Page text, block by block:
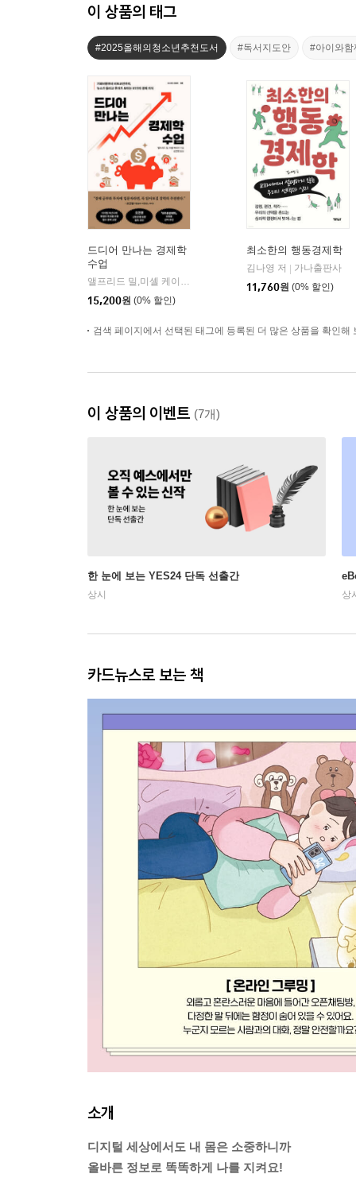
이 상품의 태그
#2025올해의청소년추천도서 #독서지도안 #아이와함
드디어 만나는 경제학
수업
| 현대지성
15,200원 (0% 할인)
최소한의 행동경제학
김나영 저 | 가나출판사
11,760원 (0% 할인)
검색 페이지에서 선택된 태그에 등록된 더 많은 상품을 확인해
이 상품의 이벤트 (7개)
한 눈에 보는 YES24 단독 선출간
상시 상
카드뉴스로 보는 책
소개
디지털 세상에서도 내 몸은 소중하니까
올바른 정보로 똑똑하게 나를 지켜요!